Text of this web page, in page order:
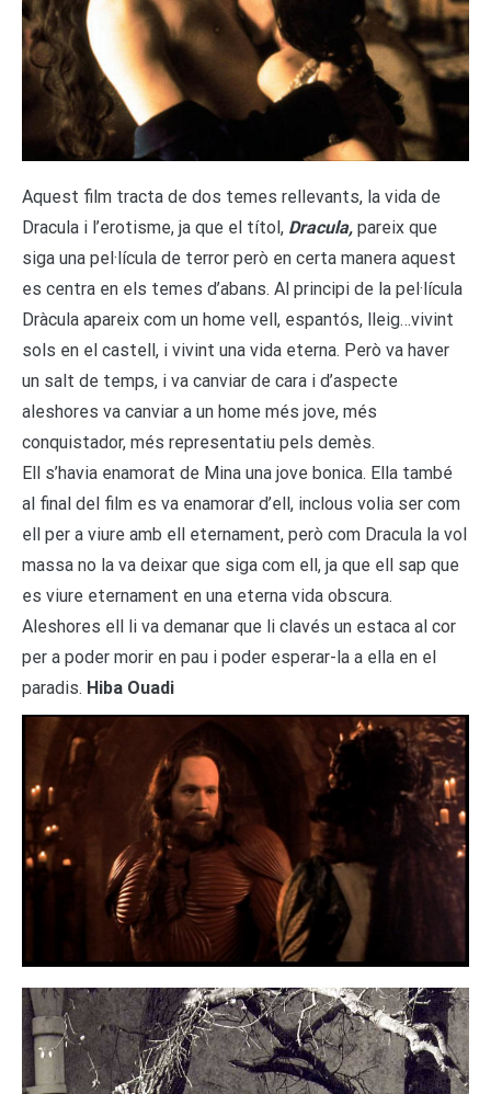
Aquest film tracta de dos temes rellevants, la vida de
Dracula i l’erotisme, ja que el títol, Dracula, pareix que
siga una pel·lícula de terror però en certa manera aquest
es centra en els temes d’abans. Al principi de la pel·lícula
Dràcula apareix com un home vell, espantós, lleig…vivint
sols en el castell, i vivint una vida eterna. Però va haver
un salt de temps, i va canviar de cara i d’aspecte
aleshores va canviar a un home més jove, més
conquistador, més representatiu pels demès.
Ell s’havia enamorat de Mina una jove bonica. Ella també
al final del film es va enamorar d’ell, inclous volia ser com
ell per a viure amb ell eternament, però com Dracula la vol
massa no la va deixar que siga com ell, ja que ell sap que
es viure eternament en una eterna vida obscura.
Aleshores ell li va demanar que li clavés un estaca al cor
per a poder morir en pau i poder esperar-la a ella en el
paradis. Hiba Ouadi